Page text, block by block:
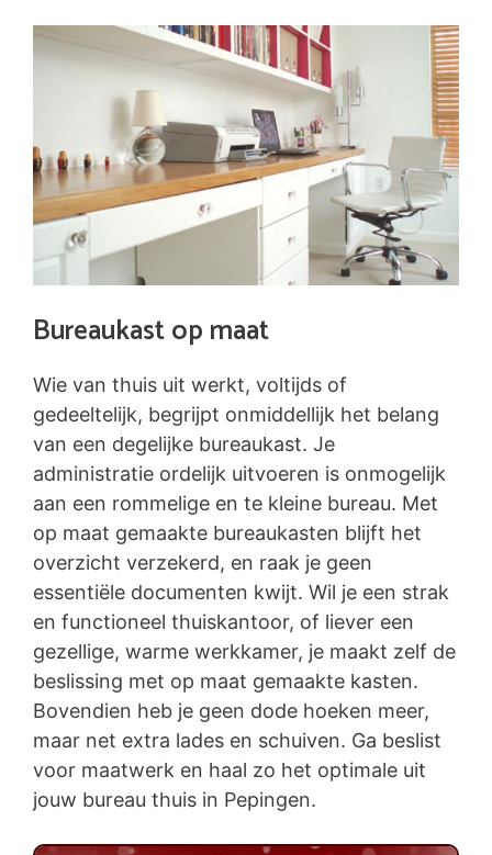
Bureaukast op maat
Wie van thuis uit werkt, voltijds of
gedeeltelijk, begrijpt onmiddellijk het belang
van een degelijke bureaukast. Je
administratie ordelijk uitvoeren is onmogelijk
aan een rommelige en te kleine bureau. Met
op maat gemaakte bureaukasten blijft het
overzicht verzekerd, en raak je geen
essentiële documenten kwijt. Wil je een strak
en functioneel thuiskantoor, of liever een
gezellige, warme werkkamer, je maakt zelf de
beslissing met op maat gemaakte kasten.
Bovendien heb je geen dode hoeken meer,
maar net extra lades en schuiven. Ga beslist
voor maatwerk en haal zo het optimale uit
jouw bureau thuis in Pepingen.